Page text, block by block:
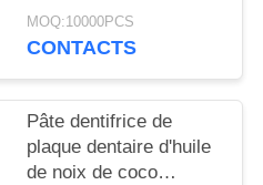
sorbitol Silica 400g
Carton en papier blanc
MOQ:10000PCS
CONTACTS
Pâte dentifrice de
plaque dentaire d'huile
de noix de coco